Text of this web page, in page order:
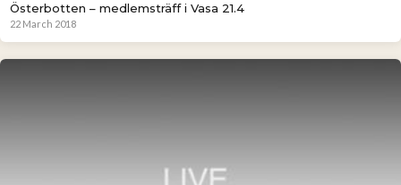
Österbotten – medlemsträff i Vasa 21.4
22 March 2018